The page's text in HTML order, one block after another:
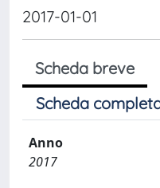
2017-01-01
Scheda breve
Scheda
Anno
2017